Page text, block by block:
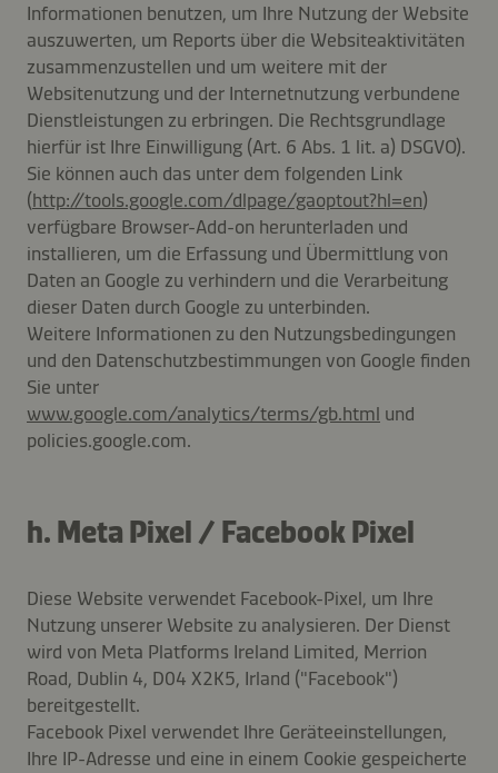
Informationen benutzen, um Ihre Nutzung der Website
auszuwerten, um Reports über die Websiteaktivitäten
zusammenzustellen und um weitere mit der
Websitenutzung und der Internetnutzung verbundene
Dienstleistungen zu erbringen. Die Rechtsgrundlage
hierfür ist Ihre Einwilligung (Art. 6 Abs. 1 lit. a) DSGVO).
Sie können auch das unter dem folgenden Link
(http://tools.google.com/dlpage/gaoptout?hl=en)
verfügbare Browser-Add-on herunterladen und
installieren, um die Erfassung und Übermittlung von
Daten an Google zu verhindern und die Verarbeitung
dieser Daten durch Google zu unterbinden.
Weitere Informationen zu den Nutzungsbedingungen
und den Datenschutzbestimmungen von Google finden
Sie unter
www.google.com/analytics/terms/gb.html und
policies.google.com.
h. Meta Pixel / Facebook Pixel
Diese Website verwendet Facebook-Pixel, um Ihre
Nutzung unserer Website zu analysieren. Der Dienst
wird von Meta Platforms Ireland Limited, Merrion
Road, Dublin 4, D04 X2K5, Irland ("Facebook")
bereitgestellt.
Facebook Pixel verwendet Ihre Geräteeinstellungen,
Ihre IP-Adresse und eine in einem Cookie gespeicherte